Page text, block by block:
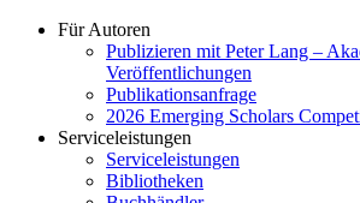
Für Autoren
Publizieren mit Peter Lang –
Veröffentlichungen
Publikationsanfrage
2026 Emerging Scholars
Serviceleistungen
Serviceleistungen
Bibliotheken